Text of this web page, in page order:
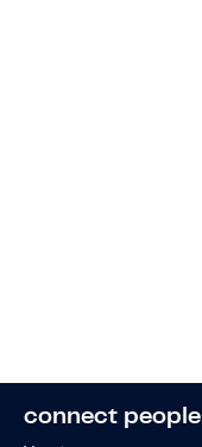
connect people